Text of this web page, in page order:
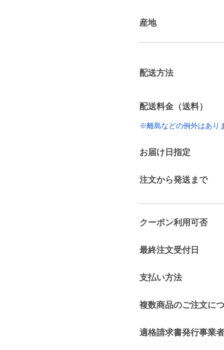
産地
配送方法
配送料金（送料）
※離島などの例外はあり
お届け日指定
注文から発送まで
クーポン利用可否
最終注文受付日
支払い方法
複数商品のご注文に
適格請求書発行事業